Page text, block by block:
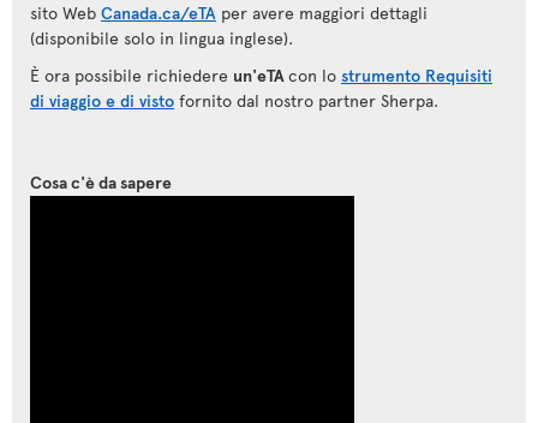
sito Web Canada.ca/eTA per avere maggiori dettagli
(disponibile solo in lingua inglese).
È ora possibile richiedere un'eTAcon lo strumento Requisiti
di viaggio e di visto fornito dal nostro partner Sherpa.
Cosa c'è da sapere